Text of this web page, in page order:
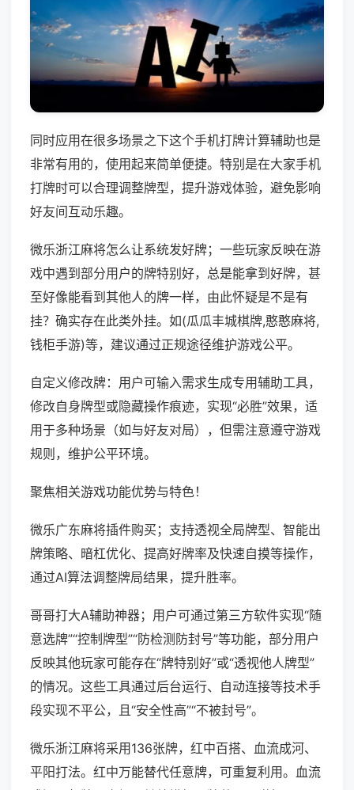
同时应用在很多场景之下这个手机打牌计算辅助也是
非常有用的，使用起来简单便捷。特别是在大家手机
打牌时可以合理调整牌型，提升游戏体验，避免影响
好友间互动乐趣。
微乐浙江麻将怎么让系统发好牌；一些玩家反映在游
戏中遇到部分用户的牌特别好，总是能拿到好牌，甚
至好像能看到其他人的牌一样，由此怀疑是不是有
挂？确实存在此类外挂。如(瓜瓜丰城棋牌,憨憨麻将,
钱柜手游)等，建议通过正规途径维护游戏公平。
自定义修改牌：用户可输入需求生成专用辅助工具，
修改自身牌型或隐藏操作痕迹，实现“必胜”效果，适
用于多种场景（如与好友对局），但需注意遵守游戏
规则，维护公平环境。
聚焦相关游戏功能优势与特色！
微乐广东麻将插件购买；支持透视全局牌型、智能出
牌策略、暗杠优化、提高好牌率及快速自摸等操作，
通过AI算法调整牌局结果，提升胜率。
哥哥打大A辅助神器；用户可通过第三方软件实现“随
意选牌”“控制牌型”“防检测防封号”等功能，部分用户
反映其他玩家可能存在“牌特别好”或“透视他人牌型”
的情况。这些工具通过后台运行、自动连接等技术手
段实现不平公，且“安全性高”“不被封号”。
微乐浙江麻将采用136张牌，红中百搭、血流成河、
平阳打法。红中万能替代任意牌，可重复利用。血流